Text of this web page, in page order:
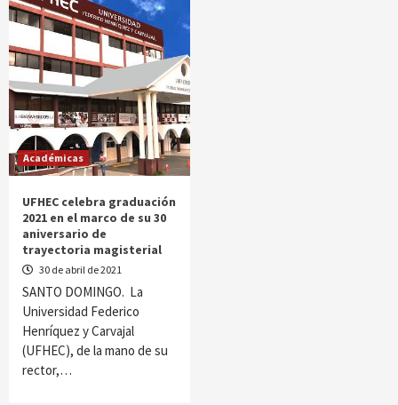
Académicas
UFHEC celebra graduación
2021 en el marco de su 30
aniversario de
trayectoria magisterial
30 de abril de 2021
SANTO DOMINGO. La
Universidad Federico
Henríquez y Carvajal
(UFHEC), de la mano de su
rector,…